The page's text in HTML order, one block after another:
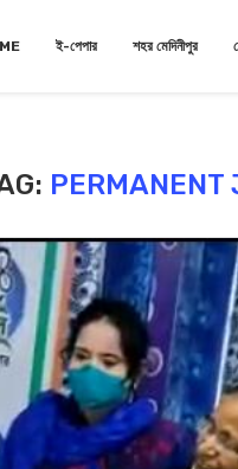
ই-পেপার শহর মেদিনীপুর
PERMANENT